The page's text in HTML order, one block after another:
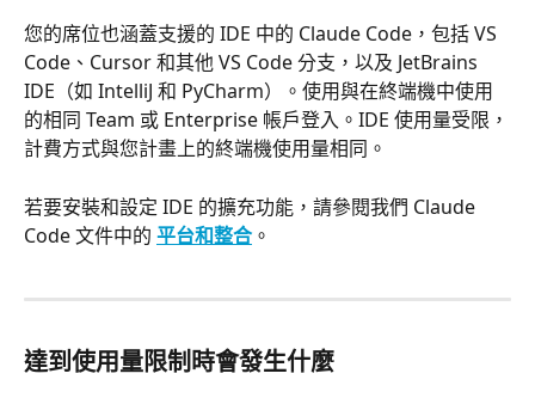
您的席位也涵蓋支援的 IDE 中的 Claude Code，包括 VS
Code、Cursor 和其他 VS Code 分支，以及 JetBrains
IDE（如 IntelliJ 和 PyCharm）。使用與在終端機中使用
的相同 Team 或 Enterprise 帳戶登入。IDE 使用量受限，
計費方式與您計畫上的終端機使用量相同。
若要安裝和設定 IDE 的擴充功能，請參閱我們 Claude
Code 文件中的 平台和整合 。
達到使用量限制時會發生什麼